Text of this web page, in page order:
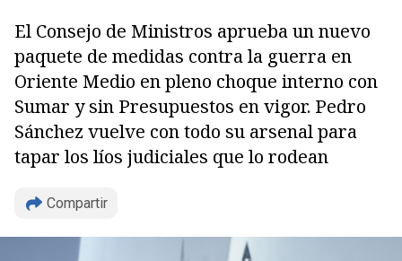
El Consejo de Ministros aprueba un nuevo
paquete de medidas contra la guerra en
Oriente Medio en pleno choque interno con
Sumar y sin Presupuestos en vigor. Pedro
Sánchez vuelve con todo su arsenal para
tapar los líos judiciales que lo rodean
Compartir
Copiar